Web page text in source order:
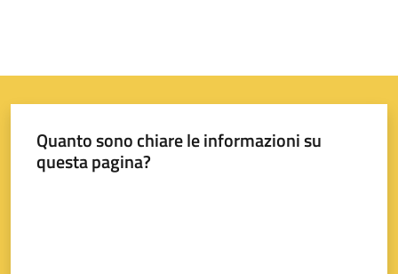
Quanto sono chiare le informazioni su
questa pagina?